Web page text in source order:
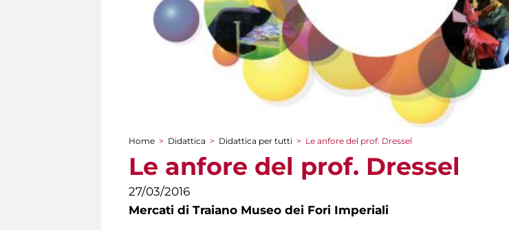
Tu sei qui
Home > Didattica > Didattica per tutti > Le anfore del prof. Dressel
Le anfore del prof. Dressel
27/03/2016
Mercati di Traiano Museo dei Fori Imperiali